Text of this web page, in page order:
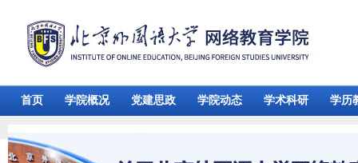
首页 学院概况 党建思政 学院动态 学术科研 学历